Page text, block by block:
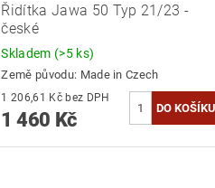
Řidítka Jawa 50 Typ 21/23 -
české
Skladem (>5 ks)
Země původu: Made in Czech
1 206,61 Kč bez DPH
1 460 Kč